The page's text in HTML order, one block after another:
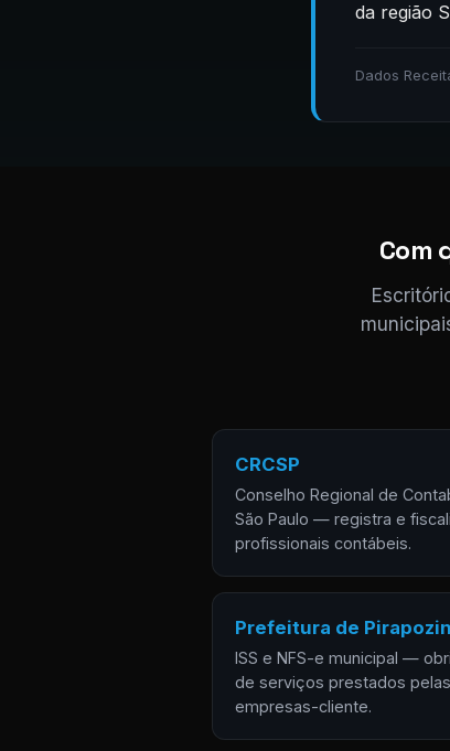
da região
Dados
Com
CRCSP
Conselho Regional de
São Paulo — registra e
profissionais contábeis.
Prefeitura de
ISS e NFS-e municipal —
de serviços prestados pelas
empresas-cliente.